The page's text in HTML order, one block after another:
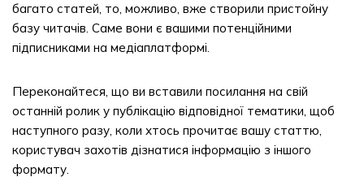
багато статей, то, можливо, вже створили пристойну
базу читачів. Саме вони є вашими потенційними
підписниками на медіаплатформі.
Переконайтеся, що ви вставили посилання на свій
останній ролик у публікацію відповідної тематики, щоб
наступного разу, коли хтось прочитає вашу статтю,
користувач захотів дізнатися інформацію з іншого
формату.